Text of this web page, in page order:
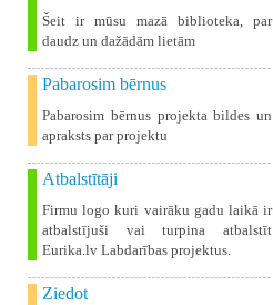
Šeit ir mūsu mazā biblioteka, par
daudz un dažādām lietām
Pabarosim bērnus
Pabarosim bērnus projekta bildes un
apraksts par projektu
Atbalstītāji
Firmu logo kuri vairāku gadu laikā ir
atbalstījuši vai turpina atbalstīt
Eurika.lv Labdarības projektus.
Ziedot